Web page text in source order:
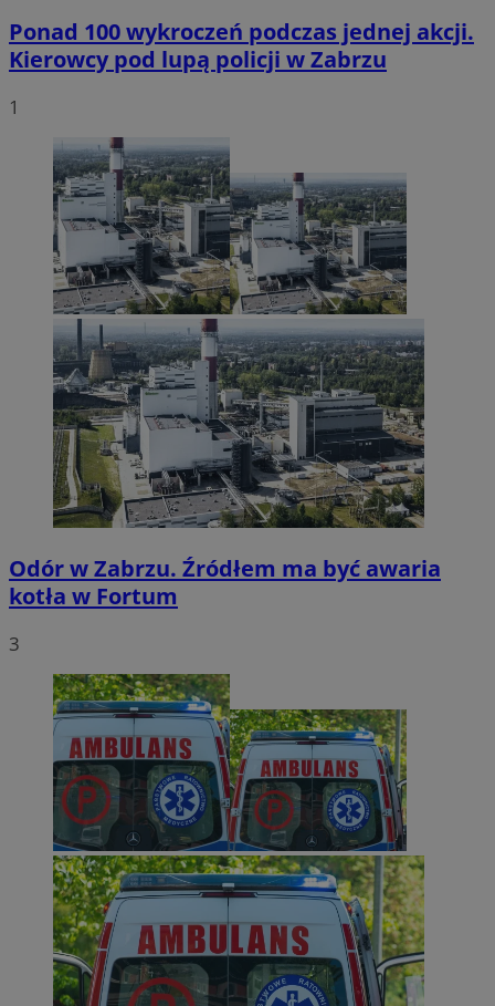
Ponad 100 wykroczeń podczas jednej akcji.
Kierowcy pod lupą policji w Zabrzu
1
Odór w Zabrzu. Źródłem ma być awaria
kotła w Fortum
3